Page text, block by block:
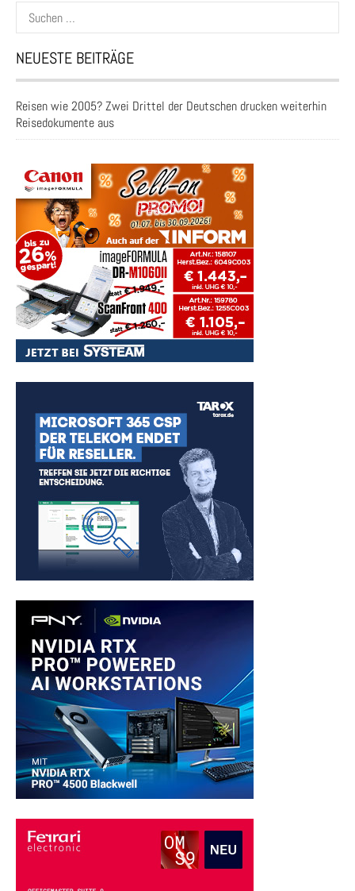
Suchen
nach:
NEUESTE BEITRÄGE
Reisen wie 2005? Zwei Drittel der Deutschen drucken weiterhin
Reisedokumente aus